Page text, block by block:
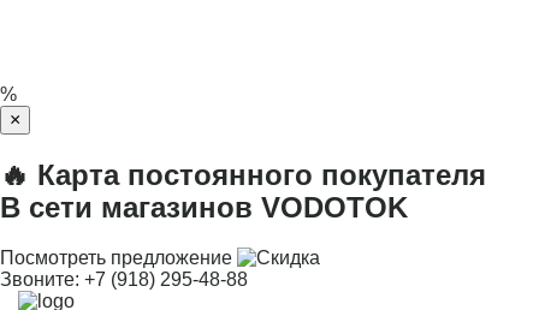
%
×
🔥 Карта постоянного покупателя
В сети магазинов VODOTOK
Посмотреть предложение
Звоните: +7 (918) 295-48-88